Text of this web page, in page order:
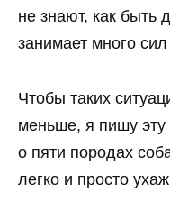
не знают, как быть
занимает много
Чтобы таких
меньше, я пишу эту
о пяти породах
легко и просто